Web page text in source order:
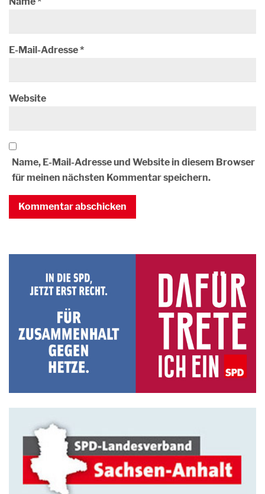
E-Mail-Adresse*
Website
Name, E-Mail-Adresse und Website in diesem Browser
für meinen nächsten Kommentar speichern.